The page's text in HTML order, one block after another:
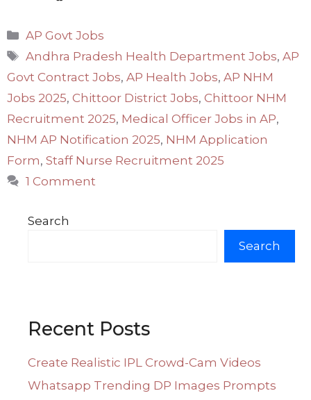
Categories
AP Govt Jobs
Tags
Andhra Pradesh Health Department Jobs,AP
Govt Contract Jobs, AP Health Jobs, AP NHM
Jobs 2025, Chittoor District Jobs, Chittoor NHM
Recruitment 2025, Medical Officer Jobs in AP,
NHM AP Notification 2025, NHM Application
Form, Staff Nurse Recruitment 2025
1 Comment
Search
Search
Recent Posts
Create Realistic IPL Crowd-Cam Videos
Whatsapp Trending DP Images Prompts